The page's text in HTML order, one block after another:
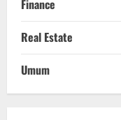
Finance
Real Estate
Umum